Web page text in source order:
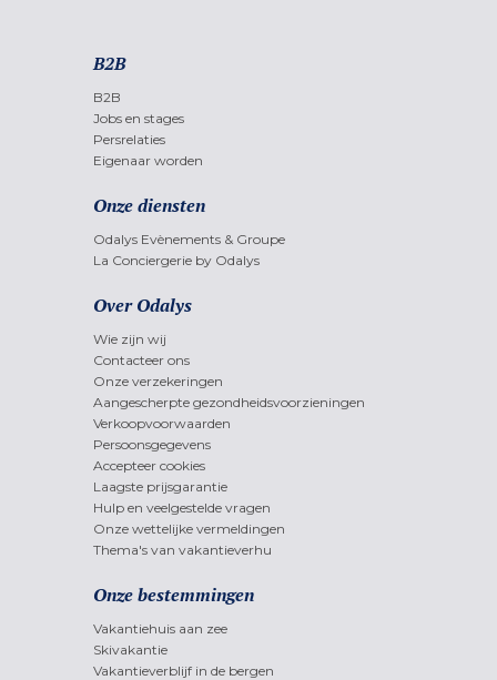
B2B
B2B
Jobs en stages
Persrelaties
Eigenaar worden
Onze diensten
Odalys Evènements & Groupe
La Conciergerie by Odalys
Over Odalys
Wie zijn wij
Contacteer ons
Onze verzekeringen
Aangescherpte gezondheidsvoorzieningen
Verkoopvoorwaarden
Persoonsgegevens
Accepteer cookies
Laagste prijsgarantie
Hulp en veelgestelde vragen
Onze wettelijke vermeldingen
Thema's van vakantieverhu
Onze bestemmingen
Vakantiehuis aan zee
Skivakantie
Vakantieverblijf in de bergen